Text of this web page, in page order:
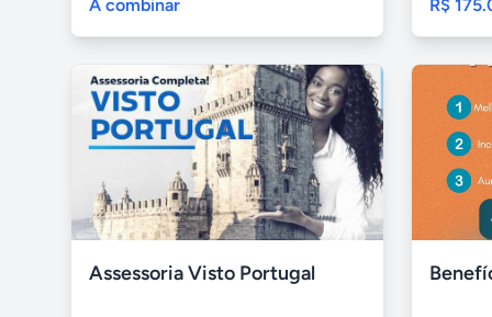
A combinar R$
Assessoria Visto Portugal